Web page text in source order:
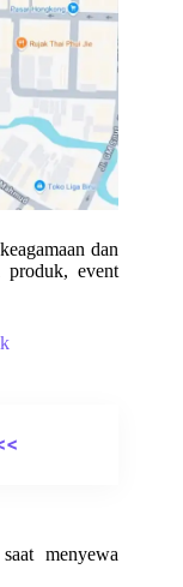
dan
event
menyewa